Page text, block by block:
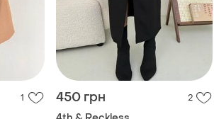
1
450 грн 2